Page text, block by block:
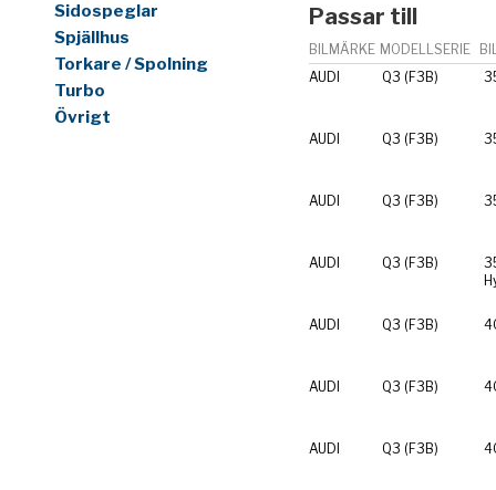
Sidospeglar
Spjällhus
Torkare / Spolning
Turbo
Övrigt
Passar till
BILMÄRKE MODELLSERIE
AUDI
Q3 (F3B)
AUDI Q3 (F3B)
AUDI Q3 (F3B)
AUDI Q3 (F3B)
AUDI Q3 (F3B)
AUDI Q3 (F3B)
AUDI Q3 (F3B)